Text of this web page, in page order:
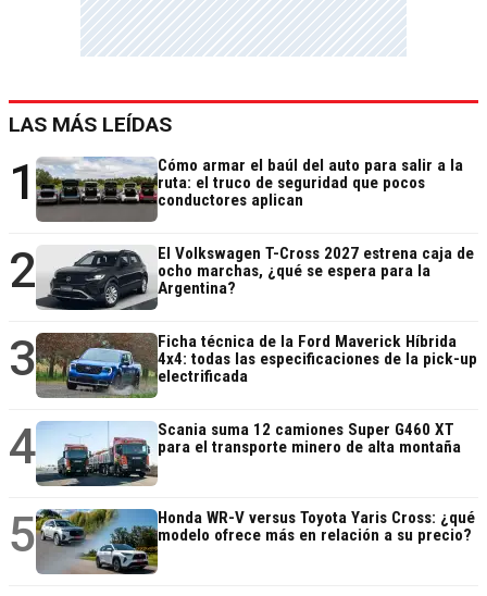
LAS MÁS LEÍDAS
1
Cómo armar el baúl del auto para salir a la
ruta: el truco de seguridad que pocos
conductores aplican
2
El Volkswagen T-Cross 2027 estrena caja de
ocho marchas, ¿qué se espera para la
Argentina?
3
Ficha técnica de la Ford Maverick Híbrida
4x4: todas las especificaciones de la pick-up
electrificada
4
Scania suma 12 camiones Super G460 XT
para el transporte minero de alta montaña
5
Honda WR-V versus Toyota Yaris Cross: ¿qué
modelo ofrece más en relación a su precio?